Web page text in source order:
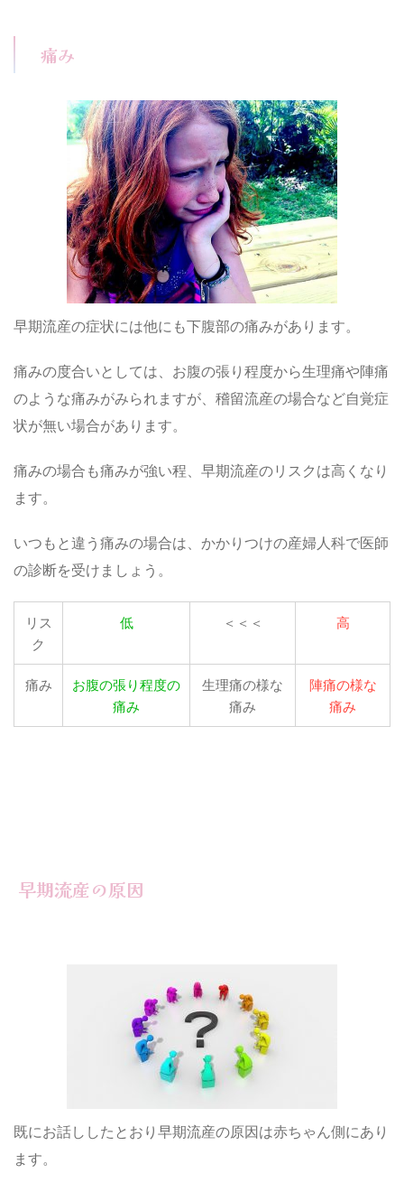
痛み
早期流産の症状には他にも下腹部の痛みがあります。
痛みの度合いとしては、お腹の張り程度から生理痛や陣痛
のような痛みがみられますが、稽留流産の場合など自覚症
状が無い場合があります。
痛みの場合も痛みが強い程、早期流産のリスクは高くなり
ます。
いつもと違う痛みの場合は、かかりつけの産婦人科で医師
の診断を受けましょう。
リス
ク
低 ＜＜＜ 高
痛み
お腹の張り程度の
痛み
生理痛の様な
痛み
陣痛の様な
痛み
早期流産の原因
既にお話ししたとおり早期流産の原因は赤ちゃん側にあり
ます。